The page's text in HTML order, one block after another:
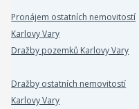
Pronájem ostatních nemovitostí
Karlovy Vary
Dražby pozemků Karlovy Vary
Dražby ostatních nemovitostí
Karlovy Vary